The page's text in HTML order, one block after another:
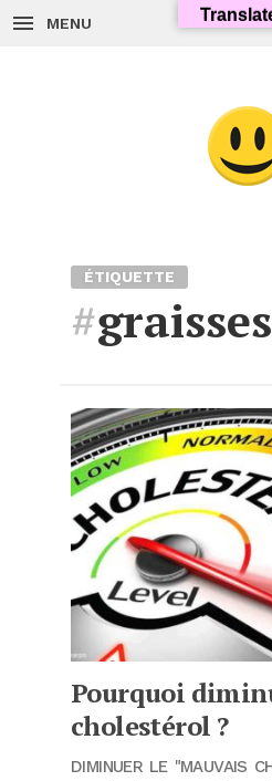
to
MENU
ÉTIQUETTE
#graisses
Pourquoi
cholestérol ?
DIMINUER LE "MAUVAIS